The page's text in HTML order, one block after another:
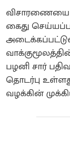
விசாரணையை
கைது
பழனி சார்
தொடர்பு
வழக்கின்